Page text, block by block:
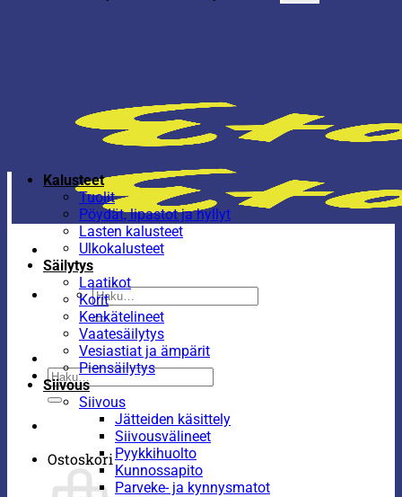
Etsi:
Etsi:
Ostoskori
Kalusteet
Tuolit
Pöydät, lipastot ja hyllyt
Lasten kalusteet
Ulkokalusteet
Säilytys
Laatikot
Korit
Kenkätelineet
Vaatesäilytys
Vesiastiat ja ämpärit
Piensäilytys
Siivous
Siivous
Jätteiden käsittely
Siivousvälineet
Pyykkihuolto
Kunnossapito
Parveke- ja kynnysmatot